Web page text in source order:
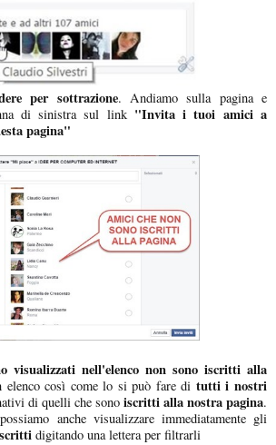
per sottrazione. Andiamo sulla pagina e
di sinistra sul link "Invita i tuoi amici a
pagina"
visualizzati nell'elenco non sono iscritti alla
elenco così come lo si può fare di tutti i nostri
di quelli che sono iscritti alla nostra pagina.
anche visualizzare immediatamente gli
digitando una lettera per filtrarli